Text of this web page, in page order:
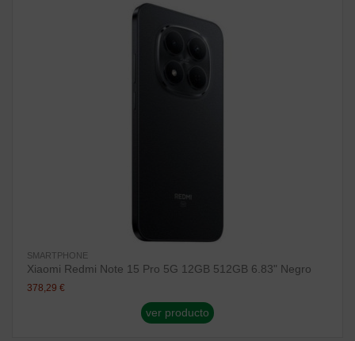
SMARTPHONE
Xiaomi Redmi Note 15 Pro 5G 12GB 512GB 6.83" Negro
378,29 €
ver producto